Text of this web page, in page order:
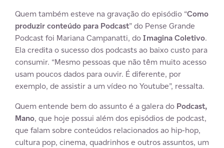
Quem também esteve na gravação do episódio “Como
produzir conteúdo para Podcast” do Pense Grande
Podcast foi Mariana Campanatti, doImagina Coletivo.
Ela credita o sucesso dos podcasts ao baixo custo para
consumir. “Mesmo pessoas que não têm muito acesso
usam poucos dados para ouvir. É diferente, por
exemplo, de assistir a um vídeo no Youtube”, ressalta.
Quem entende bem do assunto é a galera do Podcast,
Mano, que hoje possui além dos episódios de podcast,
que falam sobre conteúdos relacionados ao hip-hop,
cultura pop, cinema, quadrinhos e outros assuntos, um